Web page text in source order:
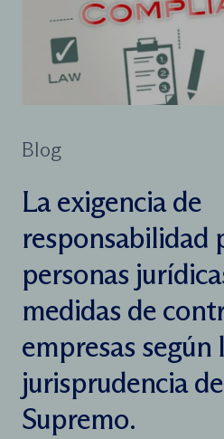
Blog
La exigencia de
responsabilidad
personas
medidas de
empresas
jurisprudencia
Supremo.